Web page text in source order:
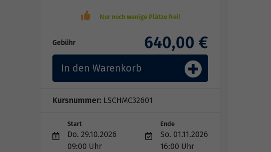
Gebühr 640,00 €
In den Warenkorb
Kursnummer: LSCHMC32601
Start
Do. 29.10.2026
09:00 Uhr
Ende
So. 01.11.2026
16:00 Uhr